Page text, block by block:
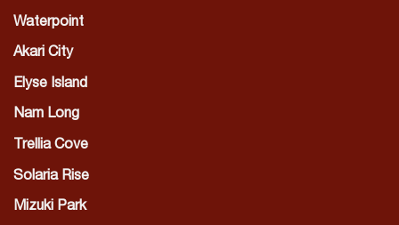
Waterpoint
Akari City
Elyse Island
Nam Long
Trellia Cove
Solaria Rise
Mizuki Park